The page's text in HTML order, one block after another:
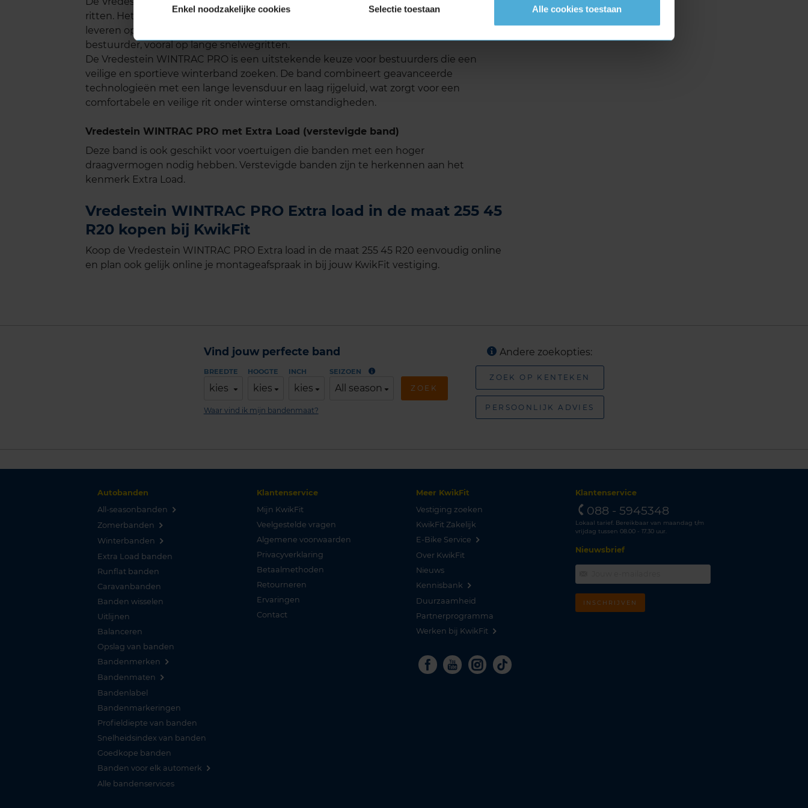
Enkel noodzakelijke cookies Selectie toestaan Alle cookies toestaan
ritten. Het profielontwerp is geoptimaliseerd om rijgeluid te verminderen, zonder in te
leveren op grip of veiligheid. Dit lage geluidsniveau draagt bij aan het comfort van de
bestuurder, vooral op lange snelwegritten.
De Vredestein WINTRAC PRO is een uitstekende keuze voor bestuurders die een
veilige en sportieve winterband zoeken. De band combineert geavanceerde
technologieën met een lange levensduur en laag rijgeluid, wat zorgt voor een
comfortabele en veilige rit onder winterse omstandigheden.
Vredestein WINTRAC PRO met Extra Load (verstevigde band)
Deze band is ook geschikt voor voertuigen die banden met een hoger
draagvermogen nodig hebben. Verstevigde banden zijn te herkennen aan het
kenmerk Extra Load.
Vredestein WINTRAC PRO Extra load in de maat 255 45
R20 kopen bij KwikFit
Koop de Vredestein WINTRAC PRO Extra load in de maat 255 45 R20 eenvoudig online
en plan ook gelijk online je montageafspraak in bij jouw KwikFit vestiging.
Vind jouw perfecte band
BREEDTE
kies
HOOGTE
kies
INCH
kies
SEIZOEN
All season ZOEK
Waar vind ik mijn bandenmaat?
Andere zoekopties:
ZOEK OP KENTEKEN
PERSOONLIJK ADVIES
Autobanden
All-seasonbanden
Zomerbanden
Winterbanden
Extra Load banden
Runflat banden
Caravanbanden
Banden wisselen
Uitlijnen
Balanceren
Opslag van banden
Bandenmerken
Bandenmaten
Bandenlabel
Bandenmarkeringen
Profieldiepte van banden
Snelheidsindex van banden
Goedkope banden
Banden voor elk automerk
Alle bandenservices
Klantenservice
Mijn KwikFit
Veelgestelde vragen
Algemene voorwaarden
Privacyverklaring
Betaalmethoden
Retourneren
Ervaringen
Contact
Meer KwikFit
Vestiging zoeken
KwikFit Zakelijk
E-Bike Service
Over KwikFit
Nieuws
Kennisbank
Duurzaamheid
Partnerprogramma
Werken bij KwikFit
Facebook
YoutubeInstagram
Tiktok
Klantenservice
088 - 5945348
Lokaal tarief. Bereikbaar van maandag t/m
vrijdag tussen 08.00 - 17.30 uur.
Nieuwsbrief
INSCHRIJVEN